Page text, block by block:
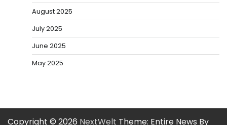
August 2025
July 2025
June 2025
May 2025
Copyright © 2026 NextWelt Theme: Entire News By